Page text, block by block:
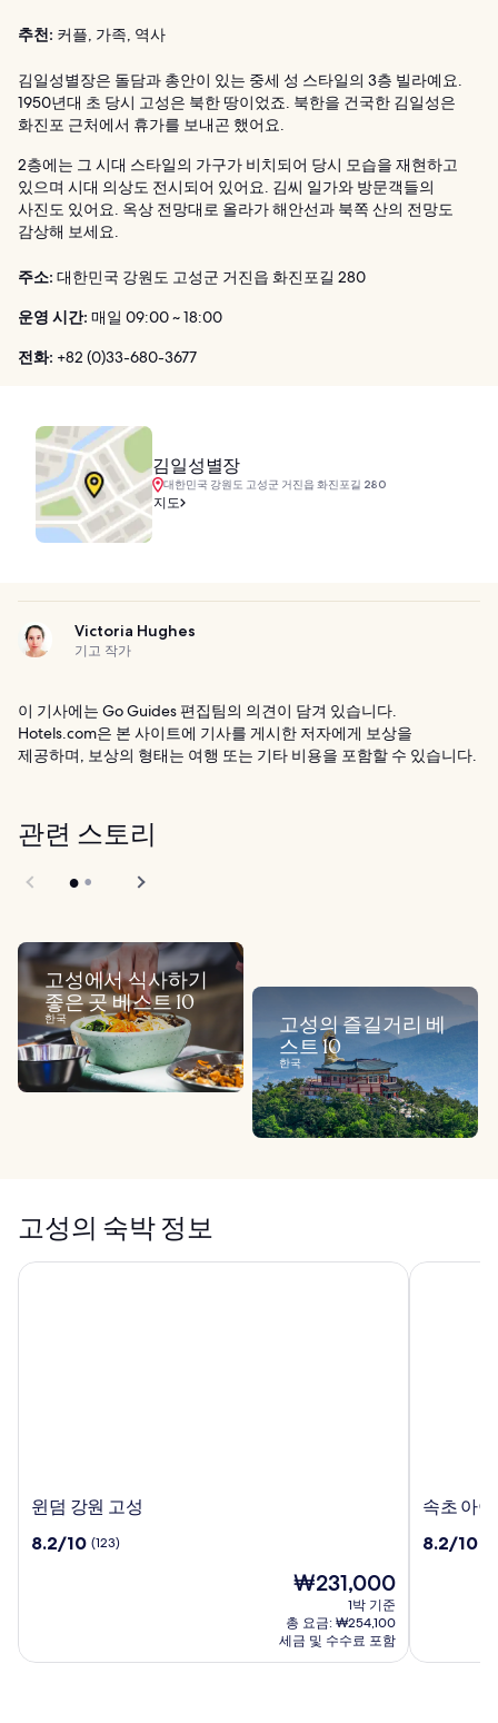
추천: 커플, 가족, 역사
김일성별장은 돌담과 총안이 있는 중세 성 스타일의 3층 빌라예요.
1950년대 초 당시 고성은 북한 땅이었죠. 북한을 건국한 김일성은
화진포 근처에서 휴가를 보내곤 했어요.
2층에는 그 시대 스타일의 가구가 비치되어 당시 모습을 재현하고
있으며 시대 의상도 전시되어 있어요. 김씨 일가와 방문객들의
사진도 있어요. 옥상 전망대로 올라가 해안선과 북쪽 산의 전망도
감상해 보세요.
주소: 대한민국 강원도 고성군 거진읍 화진포길 280
운영 시간: 매일 09:00 ~ 18:00
전화: +82 (0)33-680-3677
김일성별장
대한민국 강원도 고성군 거진읍 화진포길 280
지도
Victoria Hughes
기고 작가
이 기사에는 Go Guides 편집팀의 의견이 담겨 있습니다.
Hotels.com은 본 사이트에 기사를 게시한 저자에게 보상을
제공하며, 보상의 형태는 여행 또는 기타 비용을 포함할 수 있습니다.
관련 스토리
고성에서 식사하기
좋은 곳 베스트 10
한국
고성의 즐길거리 베
스트 10
한국
고성의 숙박 정보
윈
강
윈덤 강원 고성
10
점,
8.2/10 (123)
현
요
금
₩231,000
₩231,000
1박 기준
총 요금: ₩254,100
세금 및 수수료 포함
윈덤 강원 고성
속
아
위
속초 아
10
점,
8.2/10
속초 아이